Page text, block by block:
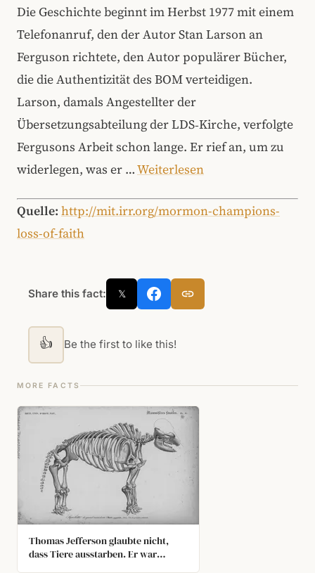
Die Geschichte beginnt im Herbst 1977 mit einem
Telefonanruf, den der Autor Stan Larson an
Ferguson richtete, den Autor populärer Bücher,
die die Authentizität des BOM verteidigen.
Larson, damals Angestellter der
Übersetzungsabteilung der LDS‑Kirche, verfolgte
Fergusons Arbeit schon lange. Er rief an, um zu
widerlegen, was er …Weiterlesen
Quelle: http://mit.irr.org/mormon-champions-
loss-of-faith
Share this fact: 𝕏
👍 Be the first to like this!
MORE FACTS
Thomas Jefferson glaubte nicht,
dass Tiere ausstarben. Er war